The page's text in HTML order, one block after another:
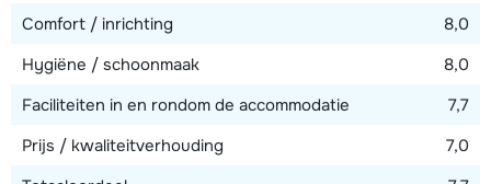
Bekijk kaart
Comfort / inrichting
8,0
Hygiëne / schoonmaak
8,0
Faciliteiten in en rondom de accommodatie
7,7
Prijs / kwaliteitverhouding
7,0